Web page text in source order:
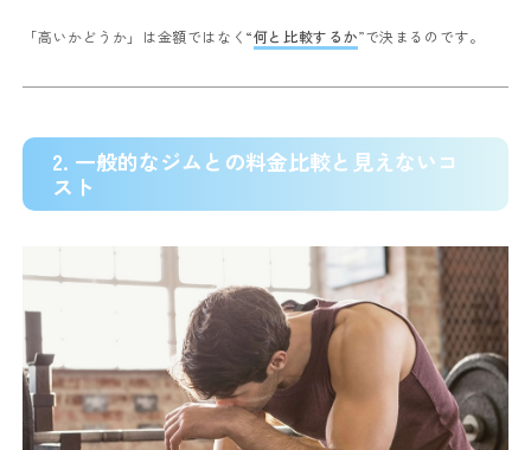
「高いかどうか」は金額ではなく“何と比較するか”で決まるのです。
2. 一般的なジムとの料金比較と見えないコ
スト